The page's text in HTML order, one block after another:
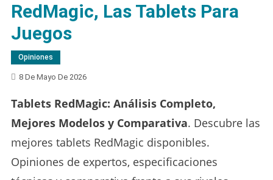
RedMagic, Las Tablets Para
Juegos
Opiniones
8 De Mayo De 2026
Tablets RedMagic: Análisis Completo,
Mejores Modelos y Comparativa. Descubre las
mejores tablets RedMagic disponibles.
Opiniones de expertos, especificaciones